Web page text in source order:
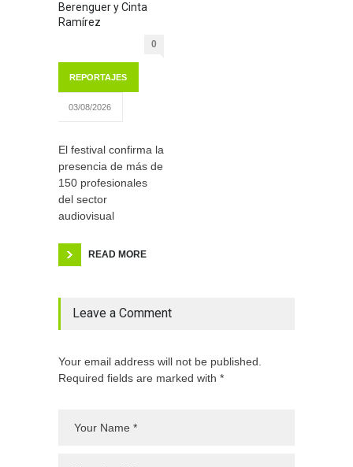
Berenguer y Cinta
Ramírez
0
REPORTAJES
03/08/2026
El festival confirma la
presencia de más de
150 profesionales
del sector
audiovisual
READ MORE
Leave a Comment
Your email address will not be published.
Required fields are marked with *